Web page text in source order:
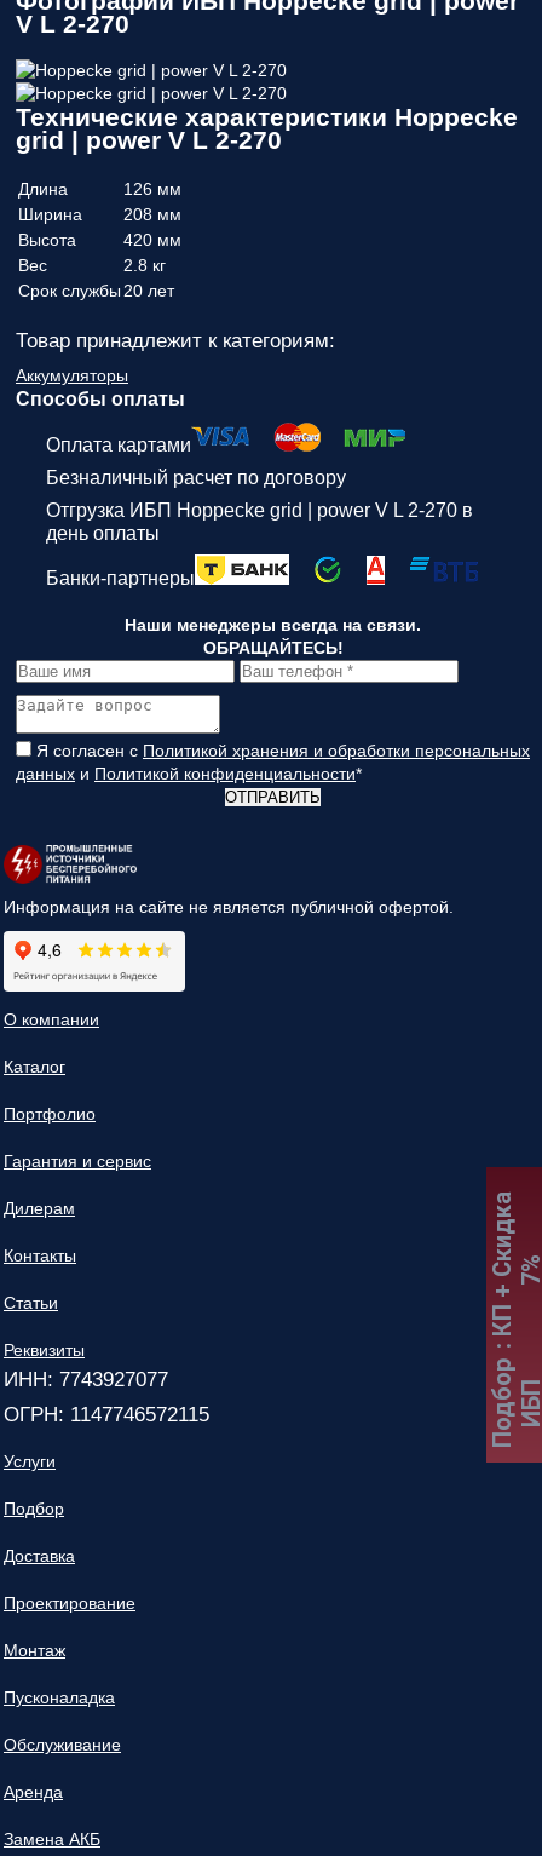
V L 2-270
Технические характеристики Hoppecke
grid | power V L 2-270
Длина
126 мм
Ширина
208 мм
Высота
420 мм
Вес
2.8 кг
Срок службы 20 лет
Товар принадлежит к категориям:
Аккумуляторы
Способы оплаты
Оплата картами
Безналичный расчет по договору
Отгрузка ИБП Hoppecke grid | power V L 2-270 в
день оплаты
Банки-партнеры
Наши менеджеры всегда на связи.
ОБРАЩАЙТЕСЬ!
Я согласен с Политикой хранения и обработки персональных
данных и Политикой конфиденциальности*
ОТПРАВИТЬ
Информация на сайте не является публичной офертой.
О компании
Каталог
Портфолио
Гарантия и сервис
Дилерам
Контакты
Статьи
Реквизиты
ИНН: 7743927077
ОГРН: 1147746572115
Услуги
Подбор
Доставка
Проектирование
Монтаж
Пусконаладка
Обслуживание
Аренда
Замена АКБ
Подбор
:
К
П
+
С
к
и
д
к
а
7